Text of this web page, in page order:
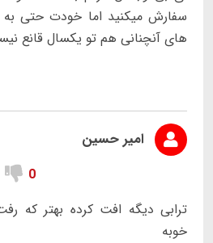
سفارش میکنید اما خودت حتی به
های آنچنانی هم تو یکسال قانع
امیر حسین
0
ترابی دیگه افت کرده بهتر که
خوبه